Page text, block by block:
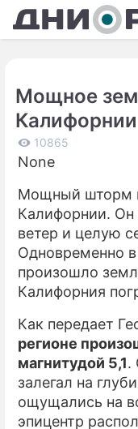
Мощное
Калифорнии
10865
None
Мощный шторм
Калифорнии. Он
ветер и целую
Одновременно
произошло
Калифорния
Как передает
регионе
магнитудой 5,1.
залегал на
ощущались на
эпицентр